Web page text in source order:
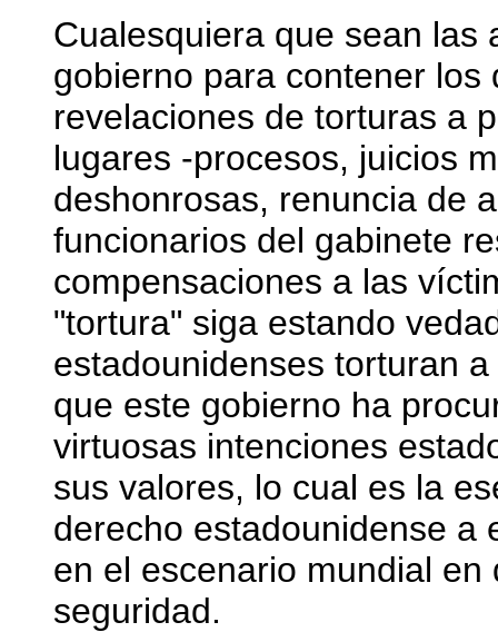
Cualesquiera que sean las
gobierno para contener
revelaciones de torturas a
lugares -procesos, juicios
deshonrosas, renuncia de
funcionarios del gabinete
compensaciones a las
"tortura" siga estando
estadounidenses torturan
que este gobierno ha
virtuosas intenciones
sus valores, lo cual es la
derecho estadounidense a
en el escenario mundial
seguridad.